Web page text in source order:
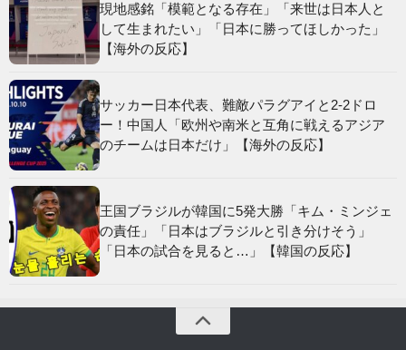
現地感銘「模範となる存在」「来世は日本人と
して生まれたい」「日本に勝ってほしかった」
【海外の反応】
サッカー日本代表、難敵パラグアイと2-2ドロ
ー！中国人「欧州や南米と互角に戦えるアジア
のチームは日本だけ」【海外の反応】
王国ブラジルが韓国に5発大勝「キム・ミンジェ
の責任」「日本はブラジルと引き分けそう」
「日本の試合を見ると…」【韓国の反応】